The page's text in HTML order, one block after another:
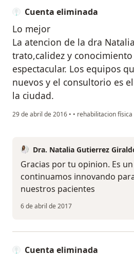
Cuenta eliminada
Lo mejor
La atencion de la dra
trato,calidez y
espectacular. Los equipos
nuevos y el consultorio es
la ciudad.
29 de abril de 2016 • • rehabilitacion física
Dra. Natalia Gutierrez
Gracias por tu opinion. Es
continuamos innovando
nuestros pacientes
6 de abril de 2017
Cuenta eliminada